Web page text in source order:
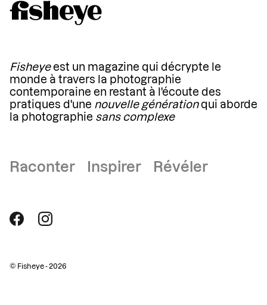
Fisheyeest un magazine qui décrypte le
monde à travers la photographie
contemporaine en restant à l'écoute des
pratiques d'une nouvelle générationqui aborde
la photographie sans complexe
Raconter Inspirer Révéler
© Fisheye - 2026